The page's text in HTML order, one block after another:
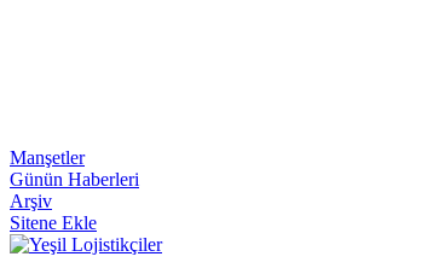
Manşetler
Günün Haberleri
Arşiv
Sitene Ekle